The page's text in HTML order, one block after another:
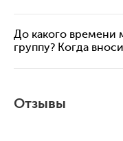
До какого времени
группу? Когда
Отзывы